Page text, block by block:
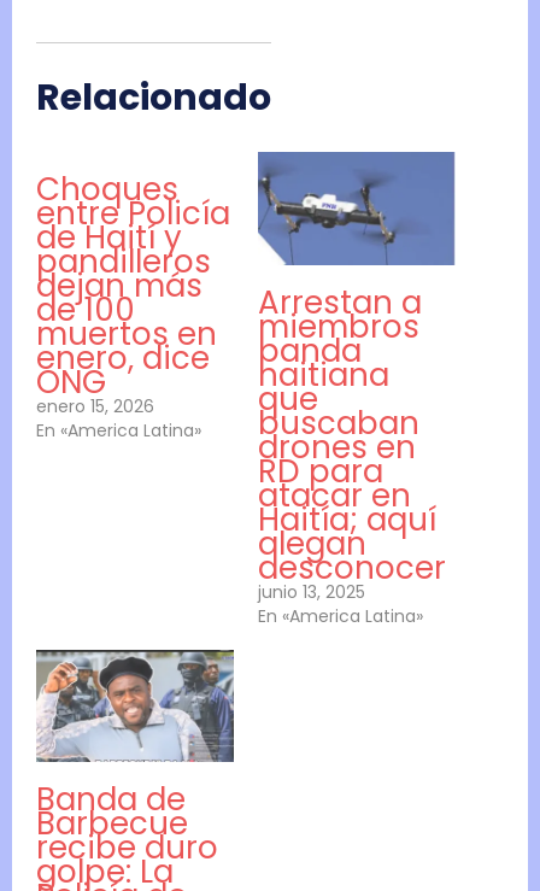
Relacionado
Choques
entre Policía
de Haití y
pandilleros
dejan más
de 100
muertos en
enero, dice
ONG
enero 15, 2026
En «America Latina»
Arrestan a
miembros
banda
haitiana
que
buscaban
drones en
RD para
atacar en
Haitía; aquí
alegan
desconocer
junio 13, 2025
En «America Latina»
Banda de
Barbecue
recibe duro
golpe: La